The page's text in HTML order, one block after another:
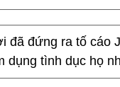
đã đứng ra tố cáo
dụng tình dục họ